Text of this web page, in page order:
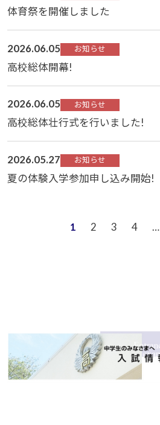
体育祭を開催しました
2026.06.05 お知らせ
高校総体開幕!
2026.06.05 お知らせ
高校総体壮行式を行いました!
2026.05.27 お知らせ
夏の体験入学参加申し込み開始!
1 2 3 4 …